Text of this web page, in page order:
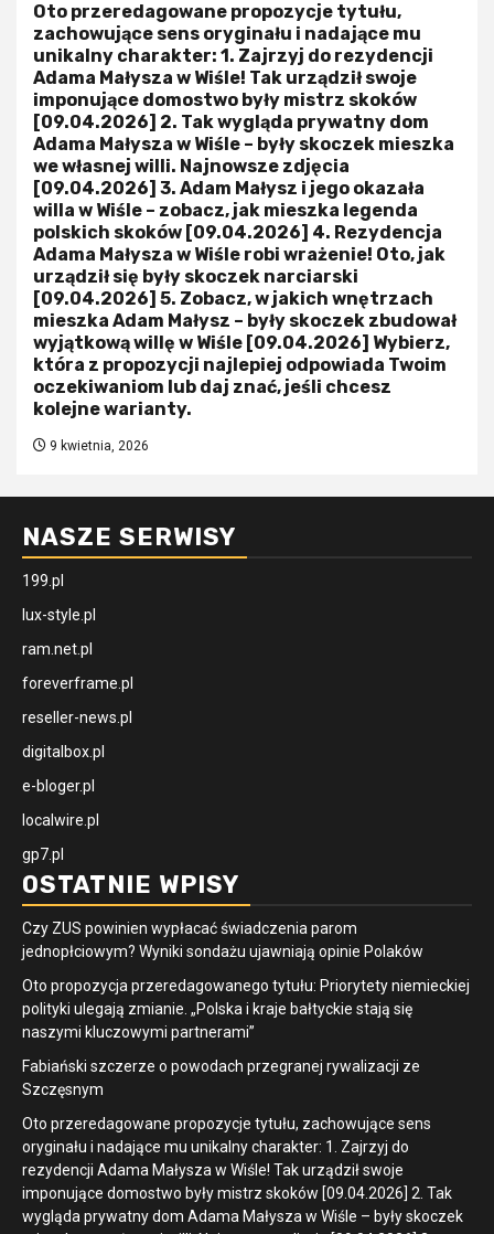
Oto przeredagowane propozycje tytułu,
zachowujące sens oryginału i nadające mu
unikalny charakter: 1. Zajrzyj do rezydencji
Adama Małysza w Wiśle! Tak urządził swoje
imponujące domostwo były mistrz skoków
[09.04.2026] 2. Tak wygląda prywatny dom
Adama Małysza w Wiśle – były skoczek mieszka
we własnej willi. Najnowsze zdjęcia
[09.04.2026] 3. Adam Małysz i jego okazała
willa w Wiśle – zobacz, jak mieszka legenda
polskich skoków [09.04.2026] 4. Rezydencja
Adama Małysza w Wiśle robi wrażenie! Oto, jak
urządził się były skoczek narciarski
[09.04.2026] 5. Zobacz, w jakich wnętrzach
mieszka Adam Małysz – były skoczek zbudował
wyjątkową willę w Wiśle [09.04.2026] Wybierz,
która z propozycji najlepiej odpowiada Twoim
oczekiwaniom lub daj znać, jeśli chcesz
kolejne warianty.
9 kwietnia, 2026
NASZE SERWISY
199.pl
lux-style.pl
ram.net.pl
foreverframe.pl
reseller-news.pl
digitalbox.pl
e-bloger.pl
localwire.pl
gp7.pl
OSTATNIE WPISY
Czy ZUS powinien wypłacać świadczenia parom
jednopłciowym? Wyniki sondażu ujawniają opinie Polaków
Oto propozycja przeredagowanego tytułu: Priorytety niemieckiej
polityki ulegają zmianie. „Polska i kraje bałtyckie stają się
naszymi kluczowymi partnerami”
Fabiański szczerze o powodach przegranej rywalizacji ze
Szczęsnym
Oto przeredagowane propozycje tytułu, zachowujące sens
oryginału i nadające mu unikalny charakter: 1. Zajrzyj do
rezydencji Adama Małysza w Wiśle! Tak urządził swoje
imponujące domostwo były mistrz skoków [09.04.2026] 2. Tak
wygląda prywatny dom Adama Małysza w Wiśle – były skoczek